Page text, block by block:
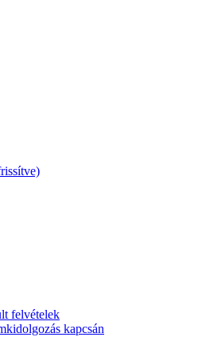
felvételek
kapcsán